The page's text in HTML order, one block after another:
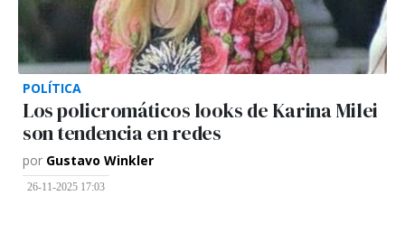
POLÍTICA
Los policromáticos looks de Karina Milei
son tendencia en redes
por Gustavo Winkler
26-11-2025 17:03